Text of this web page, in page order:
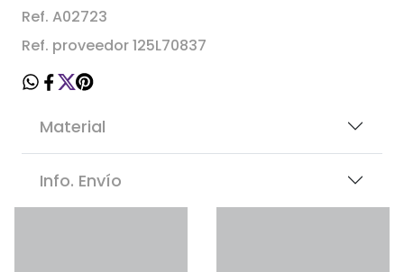
Ref. A02723
Ref. proveedor 125L70837
Material
Info. Envío